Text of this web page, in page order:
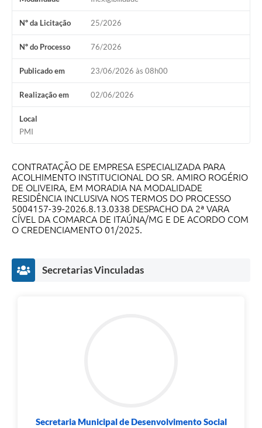
Nº da Licitação 25/2026
Nº do Processo 76/2026
Publicado em 23/06/2026 às 08h00
Realização em 02/06/2026
Local
PMI
CONTRATAÇÃO DE EMPRESA ESPECIALIZADA PARA
ACOLHIMENTO INSTITUCIONAL DO SR. AMIRO ROGÉRIO
DE OLIVEIRA, EM MORADIA NA MODALIDADE
RESIDÊNCIA INCLUSIVA NOS TERMOS DO PROCESSO
5004157-39-2026.8.13.0338 DESPACHO DA 2ª VARA
CÍVEL DA COMARCA DE ITAÚNA/MG E DE ACORDO COM
O CREDENCIAMENTO 01/2025.
Secretarias Vinculadas
Secretaria Municipal de Desenvolvimento Social